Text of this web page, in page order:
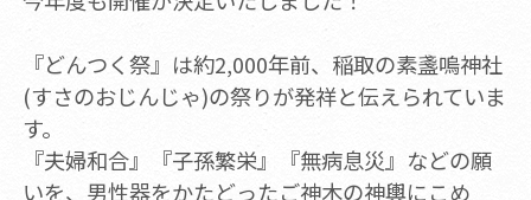
『どんつく祭』は約2,000年前、稲取の素盞嗚神社
(すさのおじんじゃ)の祭りが発祥と伝えられていま
す。
『夫婦和合』『子孫繁栄』『無病息災』などの願
いを、男性器をかたどったご神木の神輿にこめ